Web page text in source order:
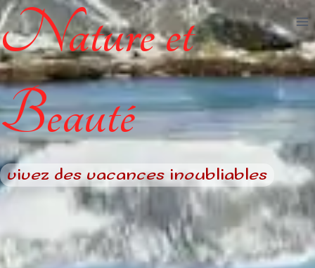
Nature et
Beauté
vivez des vacances inoubliables